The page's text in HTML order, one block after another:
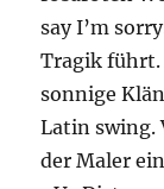
say I’m
Tragik führt.
sonnige
Latin swing.
der Maler